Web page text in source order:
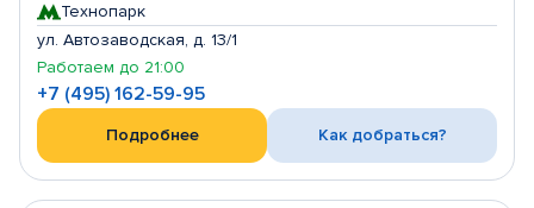
Технопарк
ул. Автозаводская, д. 13/1
Работаем до 21:00
+7 (495) 162-59-95
Подробнее Как добраться?